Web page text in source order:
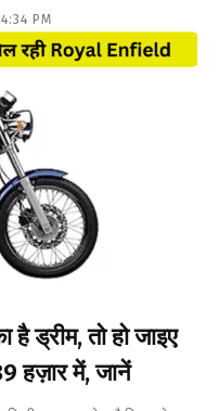
PM
ड्रीम, तो हो जाइए
हज़ार में, जानें